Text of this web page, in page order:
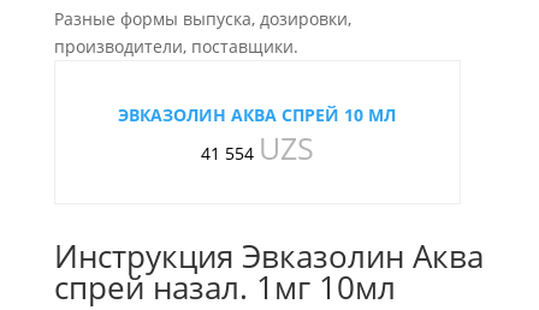
Разные формы выпуска, дозировки,
производители, поставщики.
ЭВКАЗОЛИН АКВА СПРЕЙ 10 МЛ
41 554 UZS
Инструкция Эвказолин Аква
спрей назал. 1мг 10мл